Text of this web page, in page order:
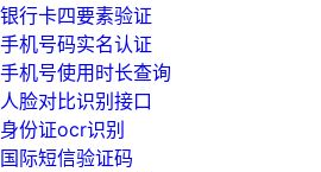
银行卡四要素验证
手机号码实名认证
手机号使用时长查询
人脸对比识别接口
身份证ocr识别
国际短信验证码